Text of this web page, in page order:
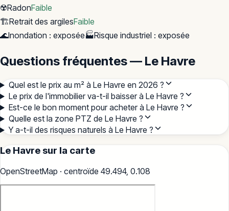
☢️RadonFaible
🏗️Retrait des argilesFaible
🌊Inondation : exposée🏭Risque industriel : exposée
Questions fréquentes — Le Havre
Quel est le prix au m² à Le Havre en 2026 ?
Le prix de l'immobilier va-t-il baisser à Le Havre ?
Est-ce le bon moment pour acheter à Le Havre ?
Quelle est la zone PTZ de Le Havre ?
Y a-t-il des risques naturels à Le Havre ?
Le Havre sur la carte
OpenStreetMap · centroïde 49.494, 0.108